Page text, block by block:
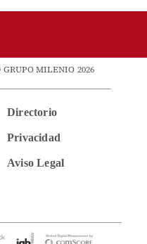
GRUPO MILENIO 2026
Directorio
Privacidad
Aviso Legal